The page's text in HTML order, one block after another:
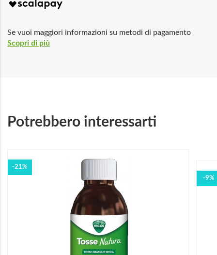
Se vuoi maggiori informazioni su metodi di pagamento
Scopri di più
Potrebbero interessarti
-21%
-9%